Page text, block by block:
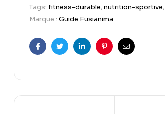
Tags: fitness-durable,nutrition-sportive,
Marque : Guide Fusianima
FacebookTwitterLinkedinPinterestEmail